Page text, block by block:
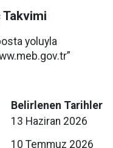
Takvimi
yoluyla
Belirlenen Tarihler
13 Haziran 2026
10 Temmuz 2026